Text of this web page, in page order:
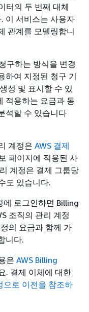
터의 두 번째 대체
이 서비스는 사용자
관계를 모델링합니
구하는 방식을 변경
하여 지정된 청구 기
성 및 표시할 수 있
적용하는 요금과 동
석할 수 있습니다
계정은 AWS 결제
페이지에 적용된 사
계정은 결제 그룹당
도 있습니다.
에 로그인하면 Billing
조직의 관리 계정
의 요금과 함께 가
니다.
은 AWS Billing
. 결제 이체에 대한
으로 이전을 참조하